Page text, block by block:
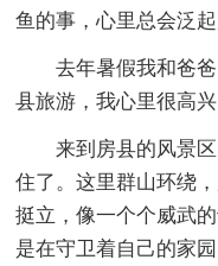
鱼的事，心里总会泛起
去年暑假我和爸
县旅游，我心里很高
来到房县的风景
住了。这里群山环绕
挺立，像一个个威武
是在守卫着自己的家